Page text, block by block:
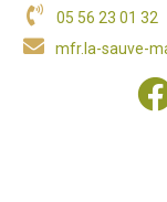
05 56 23 01 32
mfr.la-sauve-